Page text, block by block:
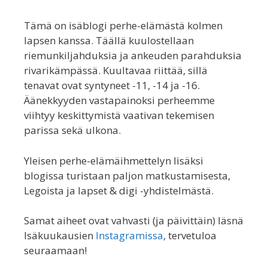
Tämä on isäblogi perhe-elämästä kolmen
lapsen kanssa. Täällä kuulostellaan
riemunkiljahduksia ja ankeuden parahduksia
rivarikämpässä. Kuultavaa riittää, sillä
tenavat ovat syntyneet -11, -14 ja -16.
Äänekkyyden vastapainoksi perheemme
viihtyy keskittymistä vaativan tekemisen
parissa sekä ulkona.
Yleisen perhe-elämäihmettelyn lisäksi
blogissa turistaan paljon matkustamisesta,
Legoista ja lapset & digi -yhdistelmästä.
Samat aiheet ovat vahvasti (ja päivittäin) läsnä
Isäkuukausien Instagramissa, tervetuloa
seuraamaan!